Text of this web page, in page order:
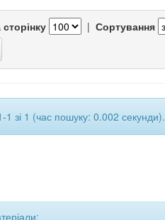
| Сортування
1 зі 1 (час пошуку: 0.002 секунди).